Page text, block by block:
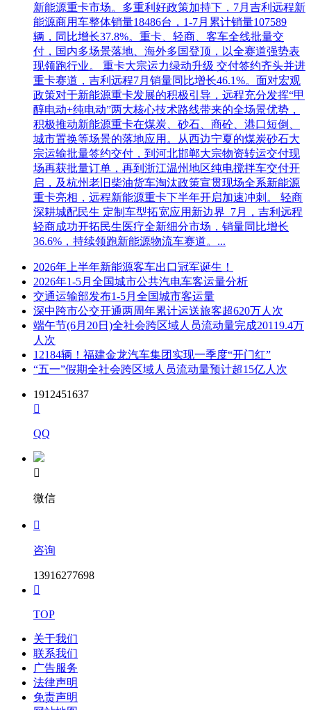
新能源重卡市场。多重利好政策加持下，7月吉利远程新
能源商用车整体销量18486台，1-7月累计销量107589
辆，同比增长37.8%。重卡、轻商、客车全线批量交
付，国内多场景落地、海外多国登顶，以全赛道强势表
现领跑行业。 重卡大宗运力绿动升级 交付签约齐头并进
重卡赛道，吉利远程7月销量同比增长46.1%。面对宏观
政策对于新能源重卡发展的积极引导，远程充分发挥“甲
醇电动+纯电动”两大核心技术路线带来的全场景优势，
积极推动新能源重卡在煤炭、砂石、商砼、港口短倒、
城市置换等场景的落地应用。从西边宁夏的煤炭砂石大
宗运输批量签约交付，到河北邯郸大宗物资转运交付现
场再获批量订单，再到浙江温州地区纯电搅拌车交付开
启，及杭州老旧柴油货车淘汰政策宣贯现场全系新能源
重卡亮相，远程新能源重卡下半年开启加速冲刺。 轻商
深耕城配民生 定制车型拓宽应用新边界 7月，吉利远程
轻商成功开拓民生医疗全新细分市场，销量同比增长
36.6%，持续领跑新能源物流车赛道。...
2026年上半年新能源客车出口冠军诞生！
2026年1-5月全国城市公共汽电车客运量分析
交通运输部发布1-5月全国城市客运量
深中跨市公交开通两周年累计运送旅客超620万人次
端午节(6月20日)全社会跨区域人员流动量完成20119.4万
人次
12184辆！福建金龙汽车集团实现一季度“开门红”
“五一”假期全社会跨区域人员流动量预计超15亿人次
1912451637

QQ

微信

咨询
13916277698

TOP
关于我们
联系我们
广告服务
法律声明
免责声明